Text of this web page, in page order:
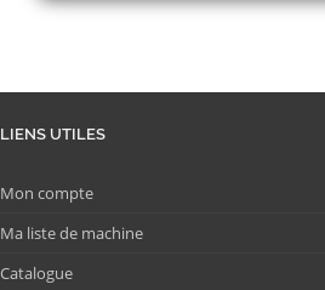
LIENS UTILES
Mon compte
Ma liste de machine
Catalogue